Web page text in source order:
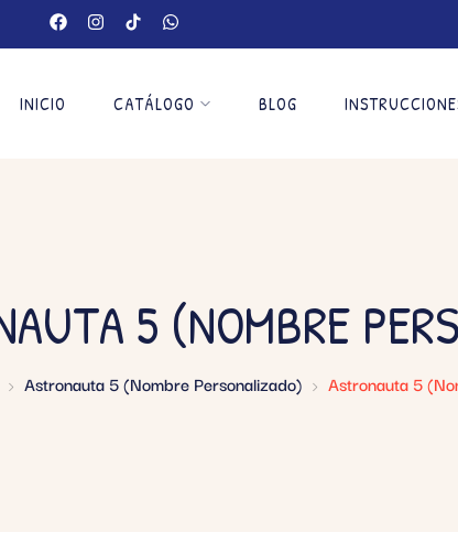
INICIO CATÁLOGO BLOG
5 (NOMBRE
Astronauta 5 (Nombre Personalizado) Astronauta 5